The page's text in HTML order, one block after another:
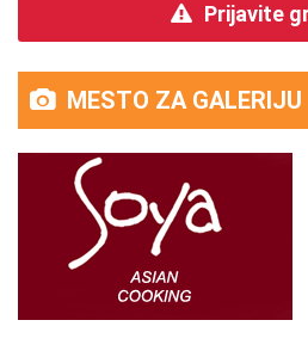
Prijavite
MESTO ZA GALERIJU